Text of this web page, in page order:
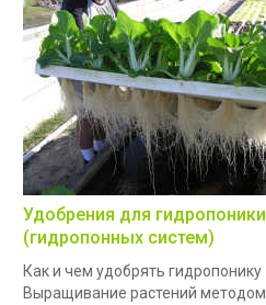
Удобрения для гидропоники
(гидропонных систем)
Как и чем удобрять гидропонику
Выращивание растений методом